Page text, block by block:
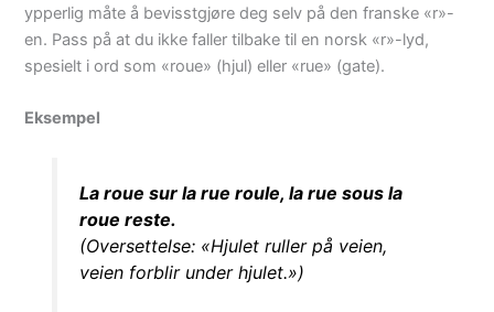
ypperlig måte å bevisstgjøre deg selv på den franske «r»-
en. Pass på at du ikke faller tilbake til en norsk «r»-lyd,
spesielt i ord som «roue» (hjul) eller «rue» (gate).
Eksempel
La roue sur la rue roule, la rue sous la
roue reste.
(Oversettelse: «Hjulet ruller på veien,
veien forblir under hjulet.»)